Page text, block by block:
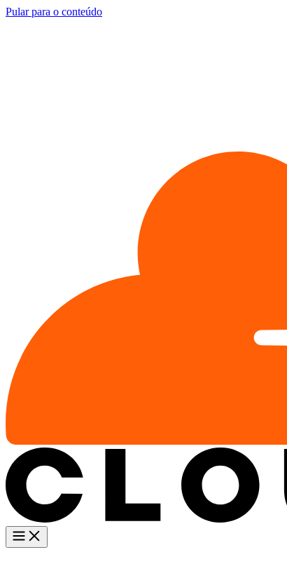
Pular para o conteúdo